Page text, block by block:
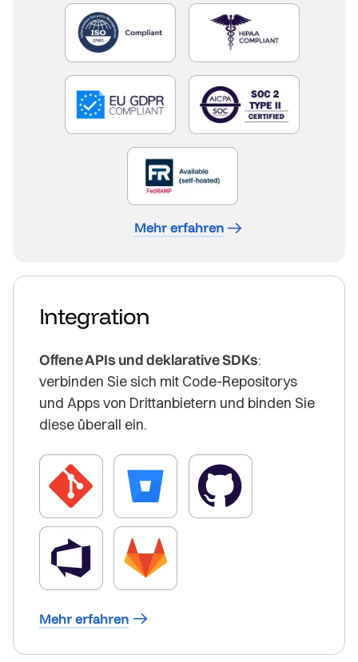
Mehr erfahren
Integration
Offene APIs und deklarative SDKs:
verbinden Sie sich mit Code-Repositorys
und Apps von Drittanbietern und binden Sie
diese überall ein.
Mehr erfahren